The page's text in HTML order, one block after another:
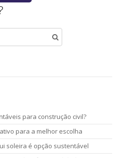
para construção civil?
para a melhor escolha
soleira é opção sustentável